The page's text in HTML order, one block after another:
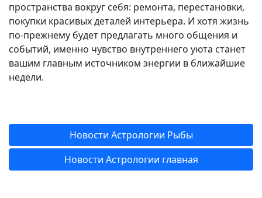
пространства вокруг себя: ремонта, перестановки,
покупки красивых деталей интерьера. И хотя жизнь
по-прежнему будет предлагать много общения и
событий, именно чувство внутреннего уюта станет
вашим главным источником энергии в ближайшие
недели.
Новости Астрологии Рыбы
Новости Астрологии главная